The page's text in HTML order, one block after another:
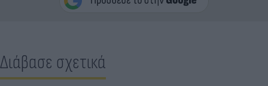
Διάβασε σχετικά